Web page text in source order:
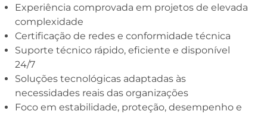
Experiência comprovada em projetos de elevada
complexidade
Certificação de redes e conformidade técnica
Suporte técnico rápido, eficiente e disponível
24/7
Soluções tecnológicas adaptadas às
necessidades reais das organizações
Foco em estabilidade, proteção, desempenho e